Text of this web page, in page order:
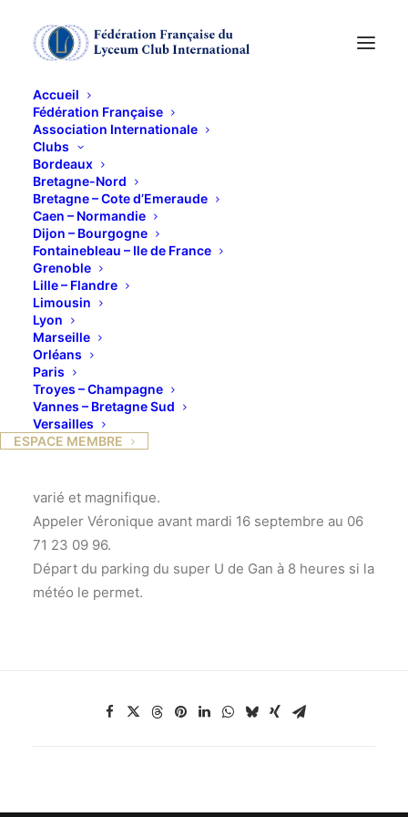
Accueil
Fédération Française
Association Internationale
Clubs
Bordeaux
Bretagne-Nord
Bretagne – Cote d’Emeraude
Caen – Normandie
Dijon – Bourgogne
Fontainebleau – Ile de France
Grenoble
Lille – Flandre
Limousin
Lyon
Marseille
Orléans
Paris
Troyes – Champagne
Vannes – Bretagne Sud
Versailles
ESPACE MEMBRE
Randonnée aux lacs
d’Ayous : jeudi 18
septembre
Nouveau ! Véronique Alquier nous propose de
s’occuper du « club montagne » et organise pour la
première sortie une balade aux lacs d’Ayous, qui ne
varié et magnifique.
Appeler Véronique avant mardi 16 septembre au 06
71 23 09 96.
Départ du parking du super U de Gan à 8 heures si la
météo le permet.